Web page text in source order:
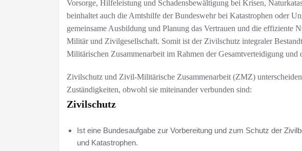
Vorsorge, Hilfeleistung und Schadensbewältigung bei Krisen,
beinhaltet auch die Amtshilfe der Bundeswehr bei Katastrophen oder
gemeinsame Ausbildung und Planung das Vertrauen und die effiziente
Militär und Zivilgesellschaft. Somit ist der Zivilschutz integraler
Militärischen Zusammenarbeit im Rahmen der Gesamtverteidigung und
Zivilschutz und Zivil-Militärische Zusammenarbeit (ZMZ)
Zuständigkeiten, obwohl sie miteinander verbunden sind:
Zivilschutz
Ist eine Bundesaufgabe zur Vorbereitung und zum Schutz der
und Katastrophen.